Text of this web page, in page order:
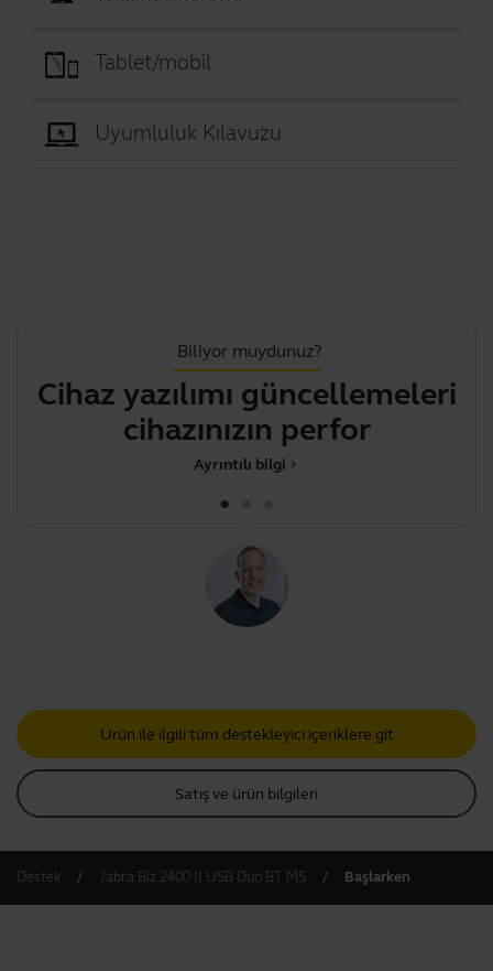
Tablet/mobil
Uyumluluk Kılavuzu
Biliyor muydunuz?
Cihaz yazılımı güncellemeleri
cihazınızın performansını
chevron_right
Ayrıntılı bilgi
Ürün ile ilgili tüm destekleyici içeriklere git
Satış ve ürün bilgileri
Destek Jabra Biz 2400 II USB Duo BT MS Başlarken